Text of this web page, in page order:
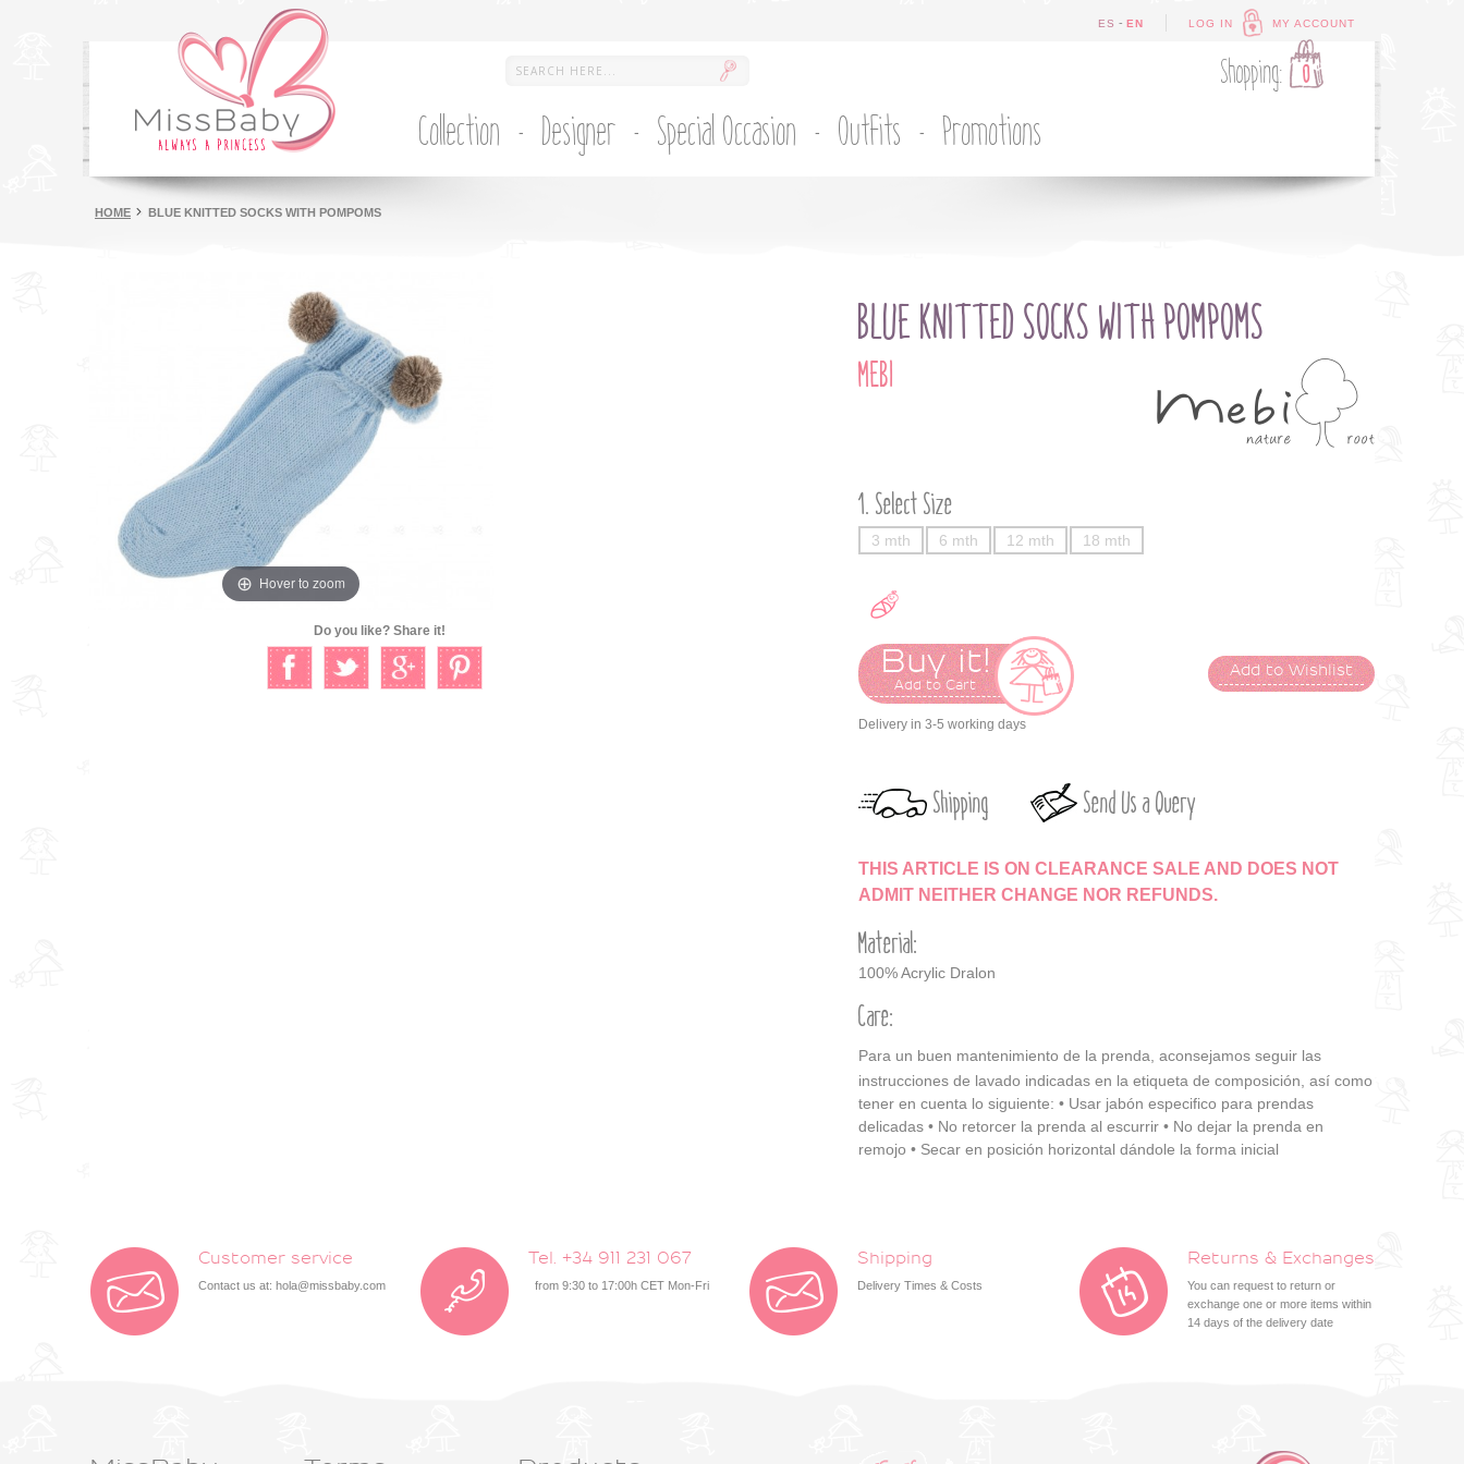
LOG IN MY ACCOUNT
ES - EN
Shopping: 0
Collection Designer Special Occasion Outfits Promotions
HOME BLUE KNITTED SOCKS WITH POMPOMS
Hover to zoom
Do you like? Share it!
BLUE KNITTED SOCKS WITH POMPOMS
MEBI
Select Size
3 mth 6 mth 12 mth 18 mth
Buy it!
Add to Cart
Add to Wishlist
Delivery in 3-5 working days
Shipping Send Us a Query
THIS ARTICLE IS ON CLEARANCE SALE AND DOES NOT
ADMIT NEITHER CHANGE NOR REFUNDS.
Material:
100% Acrylic Dralon
Care:
Para un buen mantenimiento de la prenda, aconsejamos seguir las
instrucciones de lavado indicadas en la etiqueta de composición, así como
tener en cuenta lo siguiente: • Usar jabón especifico para prendas
delicadas • No retorcer la prenda al escurrir • No dejar la prenda en
remojo • Secar en posición horizontal dándole la forma inicial
Customer service
Contact us at: hola@missbaby.com
Tel. +34 911 231 067
from 9:30 to 17:00h CET Mon-Fri
Shipping
Delivery Times & Costs
Returns & Exchanges
You can request to return or
exchange one or more items within
14 days of the delivery date